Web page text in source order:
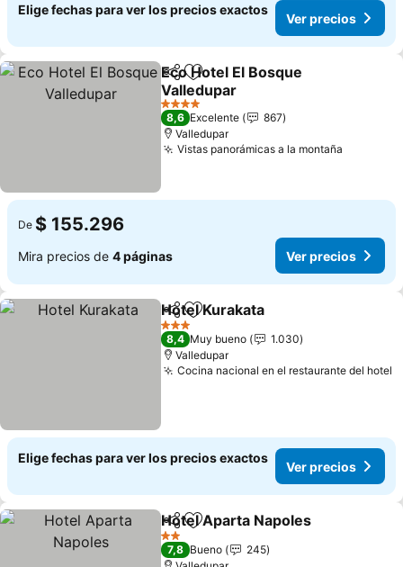
Elige fechas para ver los precios exactos
Ver precios
CompartirAgregar a favoritos
Eco Hotel El Bosque
Valledupar
Ver precios
4 Estrellas
8,6 Excelente
867
Valledupar
Vistas panorámicas a la montaña
De $ 155.296
Mira precios de 4 páginas Ver precios
CompartirAgregar a favoritos
Hotel Kurakata
3 Estrellas
8,4 Muy bueno
1.030
Valledupar
Cocina nacional en el restaurante del hotel
Elige fechas para ver los precios exactos
Ver precios
CompartirAgregar a favoritos
Hotel Aparta Napoles
2 Estrellas
7,8 Bueno
245